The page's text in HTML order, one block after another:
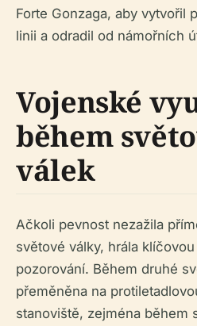
Forte Gonzaga, aby vytvořil
linii a odradil od námořních
Vojenské
během
válek
Ačkoli pevnost nezažila
světové války, hrála
pozorování. Během druhé
přeměněna na
stanoviště, zejména během